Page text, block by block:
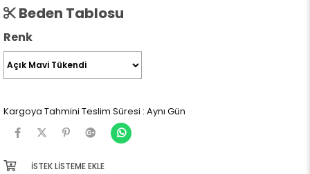
Beden Tablosu
Renk
Kargoya Tahmini Teslim Süresi : Aynı Gün
İSTEK LISTEME EKLE